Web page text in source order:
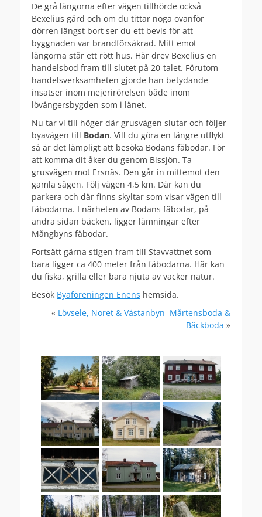
De grå längorna efter vägen tillhörde också
Bexelius gård och om du tittar noga ovanför
dörren längst bort ser du ett bevis för att
byggnaden var brandförsäkrad. Mitt emot
längorna står ett rött hus. Här drev Bexelius en
handelsbod fram till slutet på 20-talet. Förutom
handelsverksamheten gjorde han betydande
insatser inom mejerirörelsen både inom
lövångersbygden som i länet.
Nu tar vi till höger där grusvägen slutar och följer
byavägen till Bodan. Vill du göra en längre utflykt
så är det lämpligt att besöka Bodans fäbodar. För
att komma dit åker du genom Bissjön. Ta
grusvägen mot Ersnäs. Den går in mittemot den
gamla sågen. Följ vägen 4,5 km. Där kan du
parkera och där finns skyltar som visar vägen till
fäbodarna. I närheten av Bodans fäbodar, på
andra sidan bäcken, ligger lämningar efter
Mångbyns fäbodar.
Fortsätt gärna stigen fram till Stavvattnet som
bara ligger ca 400 meter från fäbodarna. Här kan
du fiska, grilla eller bara njuta av vacker natur.
Besök Byaföreningen Enens hemsida.
« Lövsele, Noret & Västanbyn Mårtensboda &
Bäckboda »